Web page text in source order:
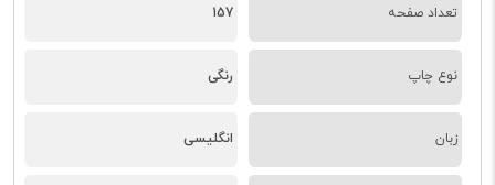
تعداد صفحه 157
نوع چاپ رنگی
زبان انگلیسی